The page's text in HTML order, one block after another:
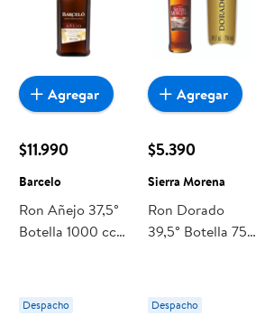
$11.990
Barcelo
Ron Añejo 37,5°
Botella 1000 cc
Despacho
Agregar
$5.390
Sierra Morena
Ron Dorado
39,5° Botella 750
Despacho
Agregar